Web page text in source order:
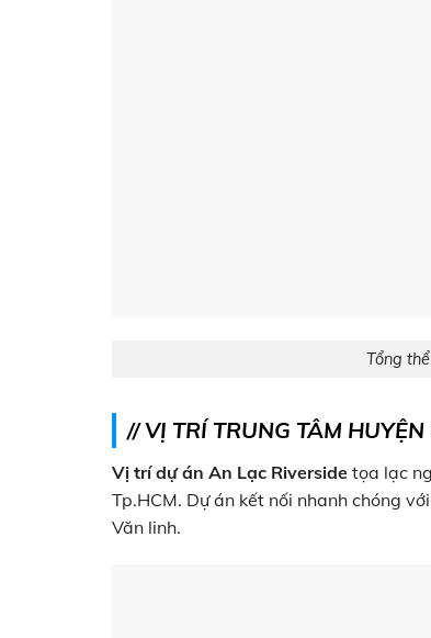
Tổng
// VỊ TRÍ TRUNG TÂM
Vị trí dự án An Lạc Riverside tọa lạc
Tp.HCM. Dự án kết nối nhanh chóng
Văn linh.